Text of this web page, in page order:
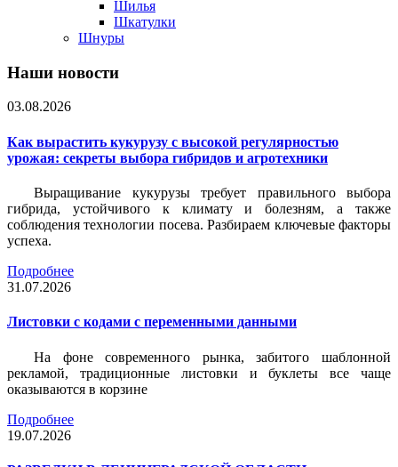
Шилья
Шкатулки
Шнуры
Наши новости
03.08.2026
Как вырастить кукурузу с высокой регулярностью
урожая: секреты выбора гибридов и агротехники
Выращивание кукурузы требует правильного выбора
гибрида, устойчивого к климату и болезням, а также
соблюдения технологии посева. Разбираем ключевые факторы
успеха.
Подробнее
31.07.2026
Листовки c кодами с переменными данными
На фоне современного рынка, забитого шаблонной
рекламой, традиционные листовки и буклеты все чаще
оказываются в корзине
Подробнее
19.07.2026